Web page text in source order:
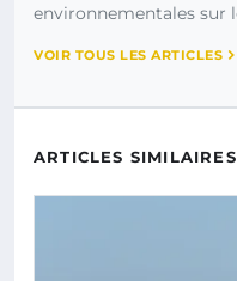
environnementales sur
VOIR TOUS LES ARTICLES
ARTICLES SIMILAIRES